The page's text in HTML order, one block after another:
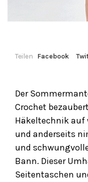
Teilen Facebook
Der
Crochet
Häkeltechnik auf
und anderseits
und
Bann. Dieser
Seitentaschen